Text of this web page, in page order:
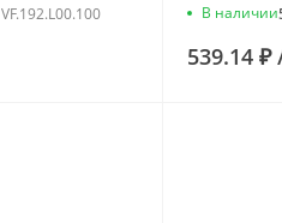
VF.192.L00.100 В наличии
539.14 ₽